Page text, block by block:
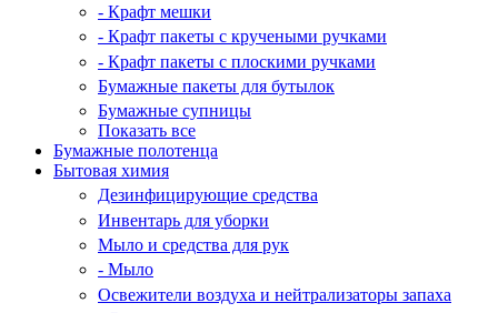
- Крафт мешки
- Крафт пакеты с кручеными ручками
- Крафт пакеты с плоскими ручками
Бумажные пакеты для бутылок
Бумажные супницы
Показать все
Бумажные полотенца
Бытовая химия
Дезинфицирующие средства
Инвентарь для уборки
Мыло и средства для рук
- Мыло
Освежители воздуха и нейтрализаторы запаха